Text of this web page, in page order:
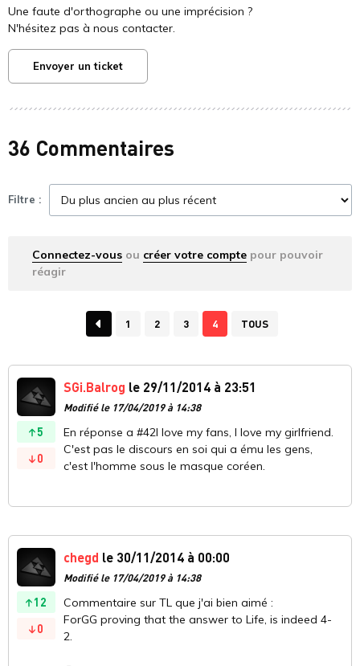
Une faute d'orthographe ou une imprécision ?
N'hésitez pas à nous contacter.
Envoyer un ticket
36 Commentaires
Filtre :
Connectez-vous ou créer votre compte pour pouvoir
réagir
1 2 3 4 TOUS
5
0
SGi.Balrog le 29/11/2014 à 23:51
Modifié le 17/04/2019 à 14:38
En réponse a #42I love my fans, I love my girlfriend.
C'est pas le discours en soi qui a ému les gens,
c'est l'homme sous le masque coréen.
12
0
chegd le 30/11/2014 à 00:00
Modifié le 17/04/2019 à 14:38
Commentaire sur TL que j'ai bien aimé :
ForGG proving that the answer to Life, is indeed 4-
2.